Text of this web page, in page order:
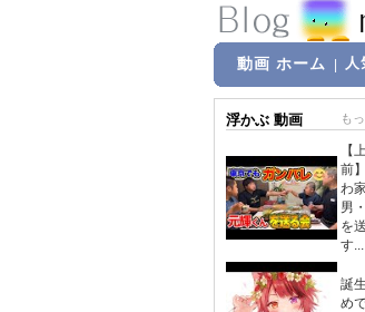
動画 ホーム 人
浮かぶ 動画 も
【
前
わ
男
を
す...
誕
め